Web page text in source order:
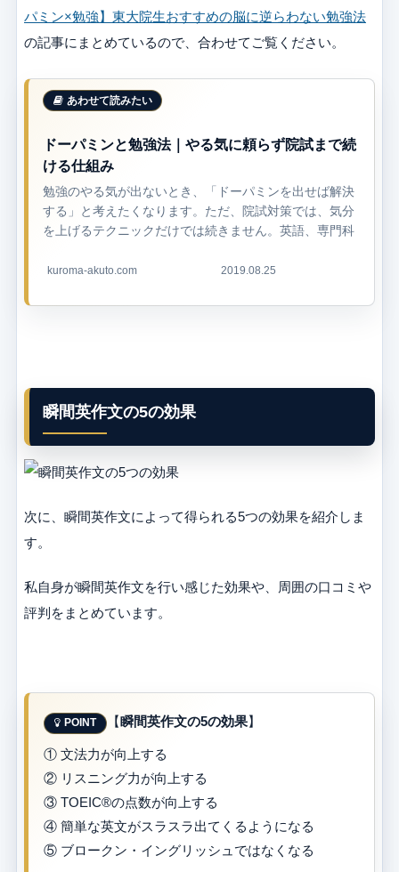
パミン×勉強】東大院生おすすめの脳に逆らわない勉強法
の記事にまとめているので、合わせてご覧ください。
ドーパミンと勉強法｜やる気に頼らず院試まで続
ける仕組み
勉強のやる気が出ないとき、「ドーパミンを出せば解決
する」と考えたくなります。ただ、院試対策では、気分
を上げるテクニックだけでは続きません。英語、専門科
位で積み上げる必要があるからです。結...
kuroma-akuto.com 2019.08.25
瞬間英作文の5の効果
次に、瞬間英作文によって得られる5つの効果を紹介しま
す。
私自身が瞬間英作文を行い感じた効果や、周囲の口コミや
評判をまとめています。
【瞬間英作文の5の効果】
① 文法力が向上する
② リスニング力が向上する
③ TOEIC®の点数が向上する
④ 簡単な英文がスラスラ出てくるようになる
⑤ ブロークン・イングリッシュではなくなる